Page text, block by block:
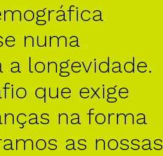
numa
longevidade.
que exige
na forma
as nossas